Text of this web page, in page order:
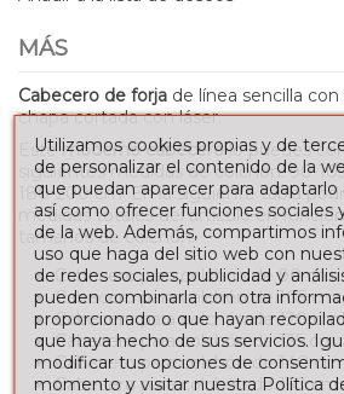
MÁS
Cabecero de forja de línea sencilla
chapa cortada con láser.
Estemoderno cabecerolo puedes
siguientes medidas de colchón:90-
180-200cm. En la siguiente tabla
medidas totales del artículo en
tamaños de colchón:
Cabecero para colchón de 90 cm:
Cabecero para colchón de 105 cm:
Cabecero para colchón de 120
Cabecero para colchón de 135 cm:
Cabecero para colchón de 140 cm
Cabecero para colchón de 150 cm:
Utilizamos cookies propias y de
de personalizar el contenido de la
que puedan aparecer para
así como ofrecer funciones sociales
de la web. Además, compartimos
uso que haga del sitio web con
de redes sociales, publicidad y
pueden combinarla con otra
proporcionado o que hayan
que haya hecho de sus servicios.
modificar tus opciones de
momento y visitar nuestra Política